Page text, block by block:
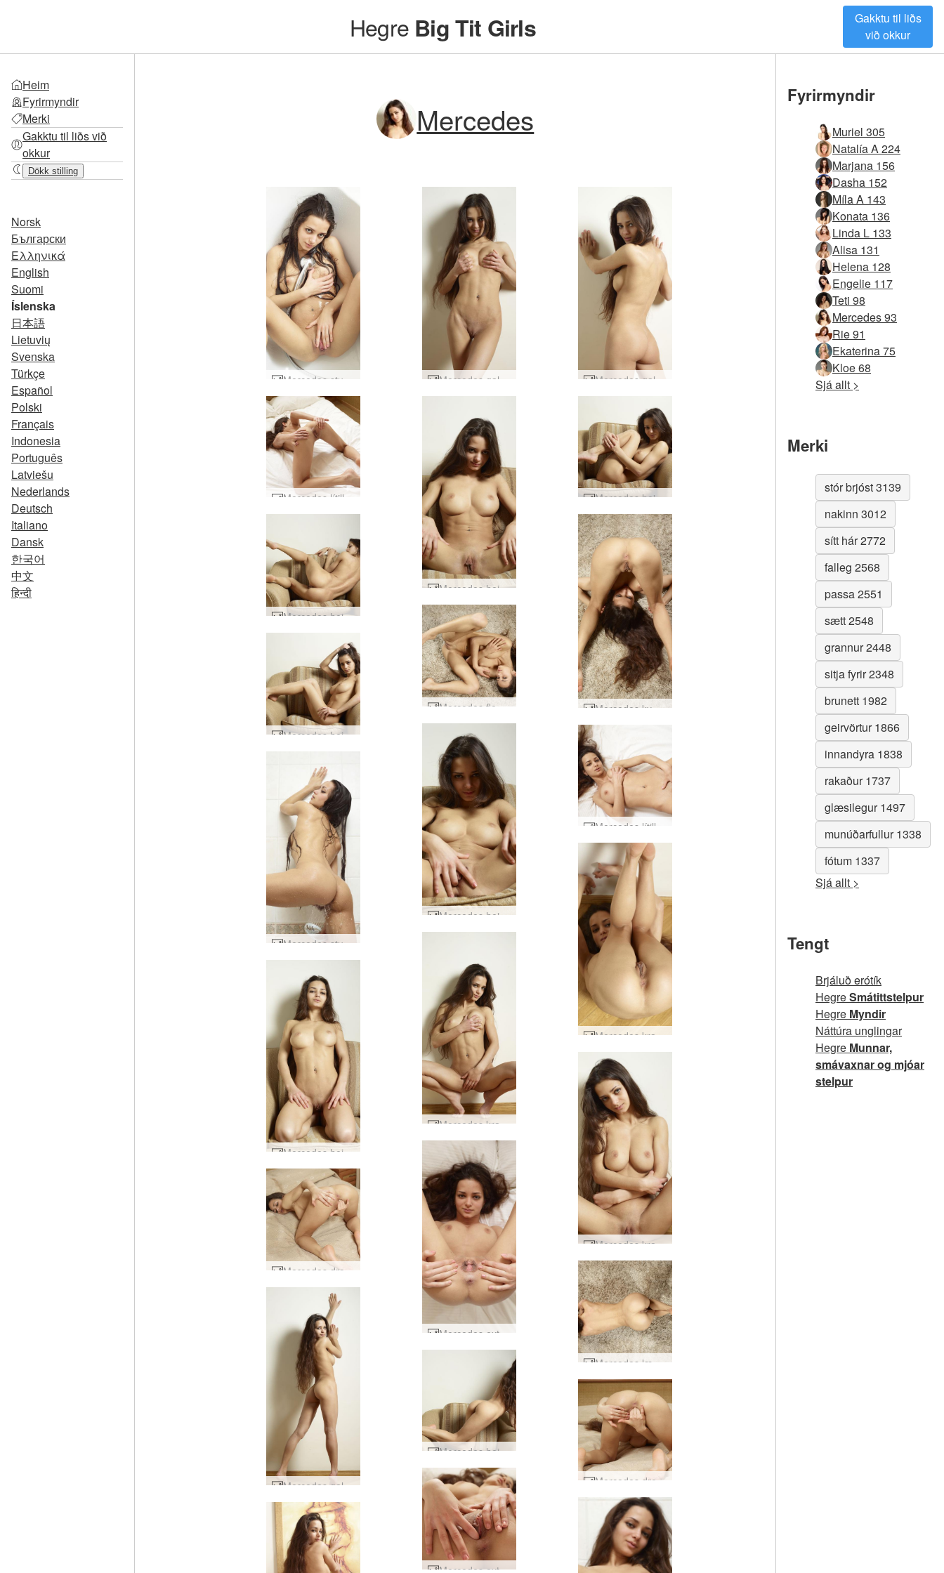
Hegre Big Tit Girls
Gakktu til liðs
við okkur
Heim
Fyrirmyndir
Merki
Gakktu til liðs við
okkur
Dökk stilling
Norsk
Български
Ελληνικά
English
Suomi
Íslenska
日本語
Lietuvių
Svenska
Türkçe
Español
Polski
Français
Indonesia
Português
Latviešu
Nederlands
Deutsch
Italiano
Dansk
한국어
中文
हिन्दी
Mercedes
Mercedes heitt sæti #9
Mercedes heitt sæti #6
Mercedes heitt sæti #34
Mercedes kynlífsfimleikar #18
Mercedes flexi mottusýning #16
Mercedes heitt sæti #1
Mercedes heitt sæti #21
Mercedes sturtu voyeur #80
Mercedes kraftaverkahlutföll #39
Mercedes kraftaverkahlutföll #7
Mercedes heitt sæti #65
Mercedes kraftaverkahlutföll #32
Mercedes dreymir um elskhuga #23
Mercedes læknanemi #28
Mercedes galdramús #12
Mercedes heitt sæti #41
Mercedes dreymir um elskhuga #22
Mercedes extreme posing #37
Fyrirmyndir
Muriel 305
Natalía A 224
Marjana 156
Dasha 152
Míla A 143
Konata 136
Linda L 133
Alisa 131
Helena 128
Engelie 117
Teti 98
Mercedes 93
Rie 91
Ekaterina 75
Kloe 68
Sjá allt >
Merki
stór brjóst 3139
nakinn 3012
sítt hár 2772
falleg 2568
passa 2551
sætt 2548
grannur 2448
sitja fyrir 2348
brunett 1982
geirvörtur 1866
innandyra 1838
rakaður 1737
glæsilegur 1497
munúðarfullur 1338
fótum 1337
Sjá allt >
Tengt
Brjáluð erótík
HegreSmátittstelpur
Hegre Myndir
Náttúra unglingar
Hegre Munnar,
smávaxnar og mjóar
stelpur